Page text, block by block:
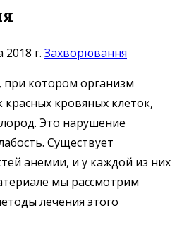
г. Захворювання
при котором организм
кровяных клеток,
Это нарушение
Существует
анемии, и у каждой из них
мы рассмотрим
лечения этого